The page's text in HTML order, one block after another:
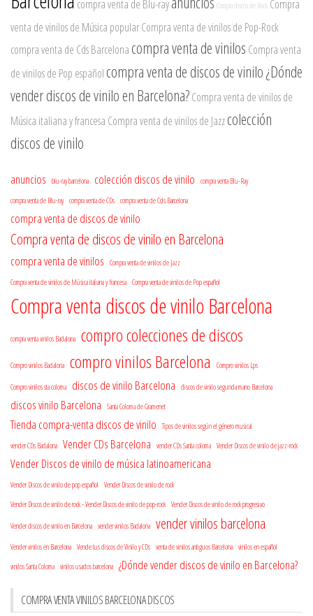
compra venta de Blu-ray Compra discos de Rock Compra
venta de vinilos de Música popularCompra venta de vinilos de Pop-Rock
compra venta de Cds Barcelona compra venta de vinilos Compra venta
de vinilos de Pop español compra venta de discos de vinilo¿Dónde
vender discos de vinilo en Barcelona?Compra venta de vinilos de
Música italiana y francesa Compra venta de vinilos de Jazzcolección
discos de vinilo
anuncios blu-ray barcelona colección discos de vinilo
compra venta Blu-Ray
compra venta de Blu-ray compra venta de CDs compra venta de Cds Barcelona
compra venta de discos de vinilo
Compra venta de discos de vinilo en Barcelona
compra venta de vinilos
Compra venta de vinilos de Jazz
Compra venta de vinilos de Música italiana y francesa Compra venta de vinilos de Pop español
Compra venta discos de vinilo Barcelona
compra venta vinilos Badalona compro colecciones de discos
Compro vinilos Badalona compro vinilos Barcelona Compro vinilos Lps
Compro vinilos sta coloma discos de vinilo Barcelona discos de vinilo segunda mano Barcelona
discos vinilo Barcelona Santa Coloma de Gramenet
Tienda compra-venta discos de vinilo
Tipos de vinilos según el género musical
vender CDs Badalona Vender CDs Barcelona vender CDs Santa coloma Vender Discos de vinilo de jazz-rock
Vender Discos de vinilo de música latinoamericana
Vender Discos de vinilo de pop español
Vender Discos de vinilo de rock
Vender Discos de vinilo de rock - Vender Discos de vinilo de pop-rock Vender Discos de vinilo de rock progresivo
Vender discos de vinilo en Barcelona vender vinilos Badalona vender vinilos barcelona
Vender vinilos en Barcelona Vende tus discos de Vinilo y CDs venta de vinilos antiguos Barcelona vinilos en español
vinilos Santa Coloma vinilos usados barcelona ¿Dónde vender discos de vinilo en Barcelona?
COMPRA VENTA VINILOS BARCELONA DISCOS